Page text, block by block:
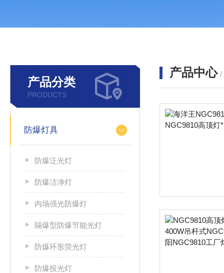
产品分类
PRODUCTS
防爆灯具
防爆泛光灯
防爆洁净灯
内场强光防爆灯
隔爆型防爆节能光灯
防爆环形荧光灯
防爆投光灯
产品中心 /